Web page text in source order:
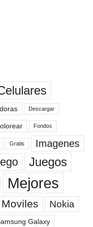
Descargar
Fondos
Gratis Imagenes
Juegos
Mejores
Moviles Nokia
Galaxy